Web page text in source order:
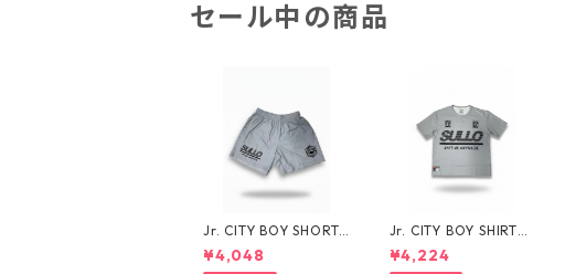
セール中の商品
Jr. CITY BOY SHORTS
（全３カラー）173110
4037
¥4,048
Jr. CITY BOY SHIRT
（全３カラー）17304
01036
¥4,224